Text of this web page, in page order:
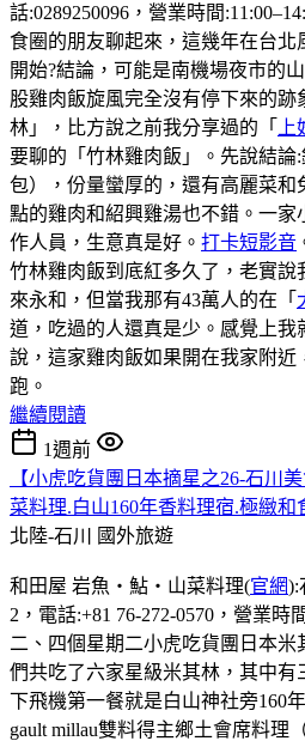
話:0289250096，營業時間
食圈的朋友聊起來，這幾年在台
開始?結論，可能是南機場夜市的
股雞肉飯旋風完全沒有停下來的
林」，比方說之前我分享過的「
要聊的「竹林雞肉飯」。先說結論
包），份量蠻厚的，還有高麗菜
點的雞肉和紹興雞湯也不錯。一家
作人員，生意真是好。 打卡短影音
竹林雞肉飯到底紅多久了，老實說
來永和，但當我那有43萬人的在「
道，吃過的人還真是少。感覺上我
說，這家雞肉飯如果開在我家附
跑。
繼續閱讀
1週前
【小虎吃貨團日本摘星之26-石川
菜料理.白山160年香料理宿.極緻和
北陸-石川
國外旅遊
和田屋 岩魚・鮎・山菜料理(官網):
2，電話:+81 76-272-0570，營業時
二、四個星期二小虎吃貨團日本
們共吃了六家星級米其林，其中
下飛機第一餐就是白山神社旁160
gault millau雙料得主鄉土會席料理